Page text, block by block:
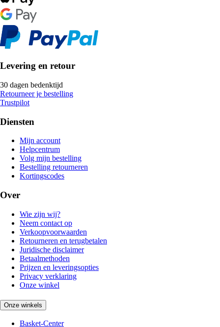
Levering en retour
30 dagen bedenktijd
Retourneer je bestelling
Trustpilot
Diensten
Mijn account
Helpcentrum
Volg mijn bestelling
Bestelling retourneren
Kortingscodes
Over
Wie zijn wij?
Neem contact op
Verkoopvoorwaarden
Retourneren en terugbetalen
Juridische disclaimer
Betaalmethoden
Prijzen en leveringsopties
Privacy verklaring
Onze winkel
Onze winkels
Basket-Center